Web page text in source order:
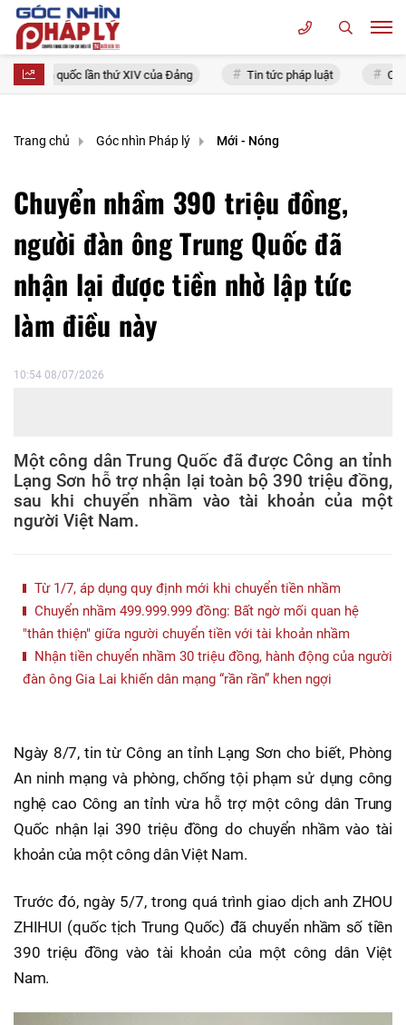
quốc lần thứ XIV của Đảng Tin tức pháp luật Chính
Trang chủ Góc nhìn Pháp lý Mới - Nóng
Chuyển nhầm 390 triệu đồng,
người đàn ông Trung Quốc đã
nhận lại được tiền nhờ lập tức
làm điều này
10:54 08/07/2026
Một công dân Trung Quốc đã được Công an tỉnh
Lạng Sơn hỗ trợ nhận lại toàn bộ 390 triệu đồng,
sau khi chuyển nhầm vào tài khoản của một
người Việt Nam.
Từ 1/7, áp dụng quy định mới khi chuyển tiền nhầm
Chuyển nhầm 499.999.999 đồng: Bất ngờ mối quan hệ
"thân thiện" giữa người chuyển tiền với tài khoản nhầm
Nhận tiền chuyển nhầm 30 triệu đồng, hành động của người
đàn ông Gia Lai khiến dân mạng “rần rần” khen ngợi
Ngày 8/7, tin từ Công an tỉnh Lạng Sơn cho biết, Phòng
An ninh mạng và phòng, chống tội phạm sử dụng công
nghệ cao Công an tỉnh vừa hỗ trợ một công dân Trung
Quốc nhận lại 390 triệu đồng do chuyển nhầm vào tài
khoản của một công dân Việt Nam.
Trước đó, ngày 5/7, trong quá trình giao dịch anh ZHOU
ZHIHUI (quốc tịch Trung Quốc) đã chuyển nhầm số tiền
390 triệu đồng vào tài khoản của một công dân Việt
Nam.